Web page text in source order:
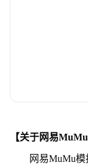
【关于网易MuMu
网易MuMu